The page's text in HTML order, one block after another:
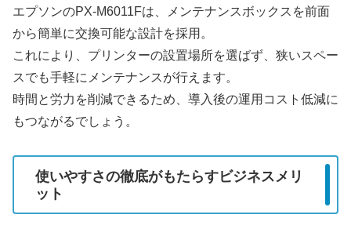
エプソンのPX-M6011Fは、メンテナンスボックスを前面
から簡単に交換可能な設計を採用。
これにより、プリンターの設置場所を選ばず、狭いスペー
スでも手軽にメンテナンスが行えます。
時間と労力を削減できるため、導入後の運用コスト低減に
もつながるでしょう。
使いやすさの徹底がもたらすビジネスメリ
ット